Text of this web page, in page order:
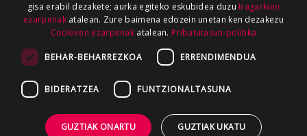
gisa erabil dezakete; aurka egiteko eskubidea duzu Iragarkien
ezarpenakatalean. Zure baimena edozein unetan ken dezakezu
Cookieen ezarpenak atalean. Pribatutasun-politika
BEHAR-BEHARREZKOA ERRENDIMENDUA
BIDERATZEA FUNTZIONALTASUNA
GUZTIAK ONARTU GUZTIAK UKATU